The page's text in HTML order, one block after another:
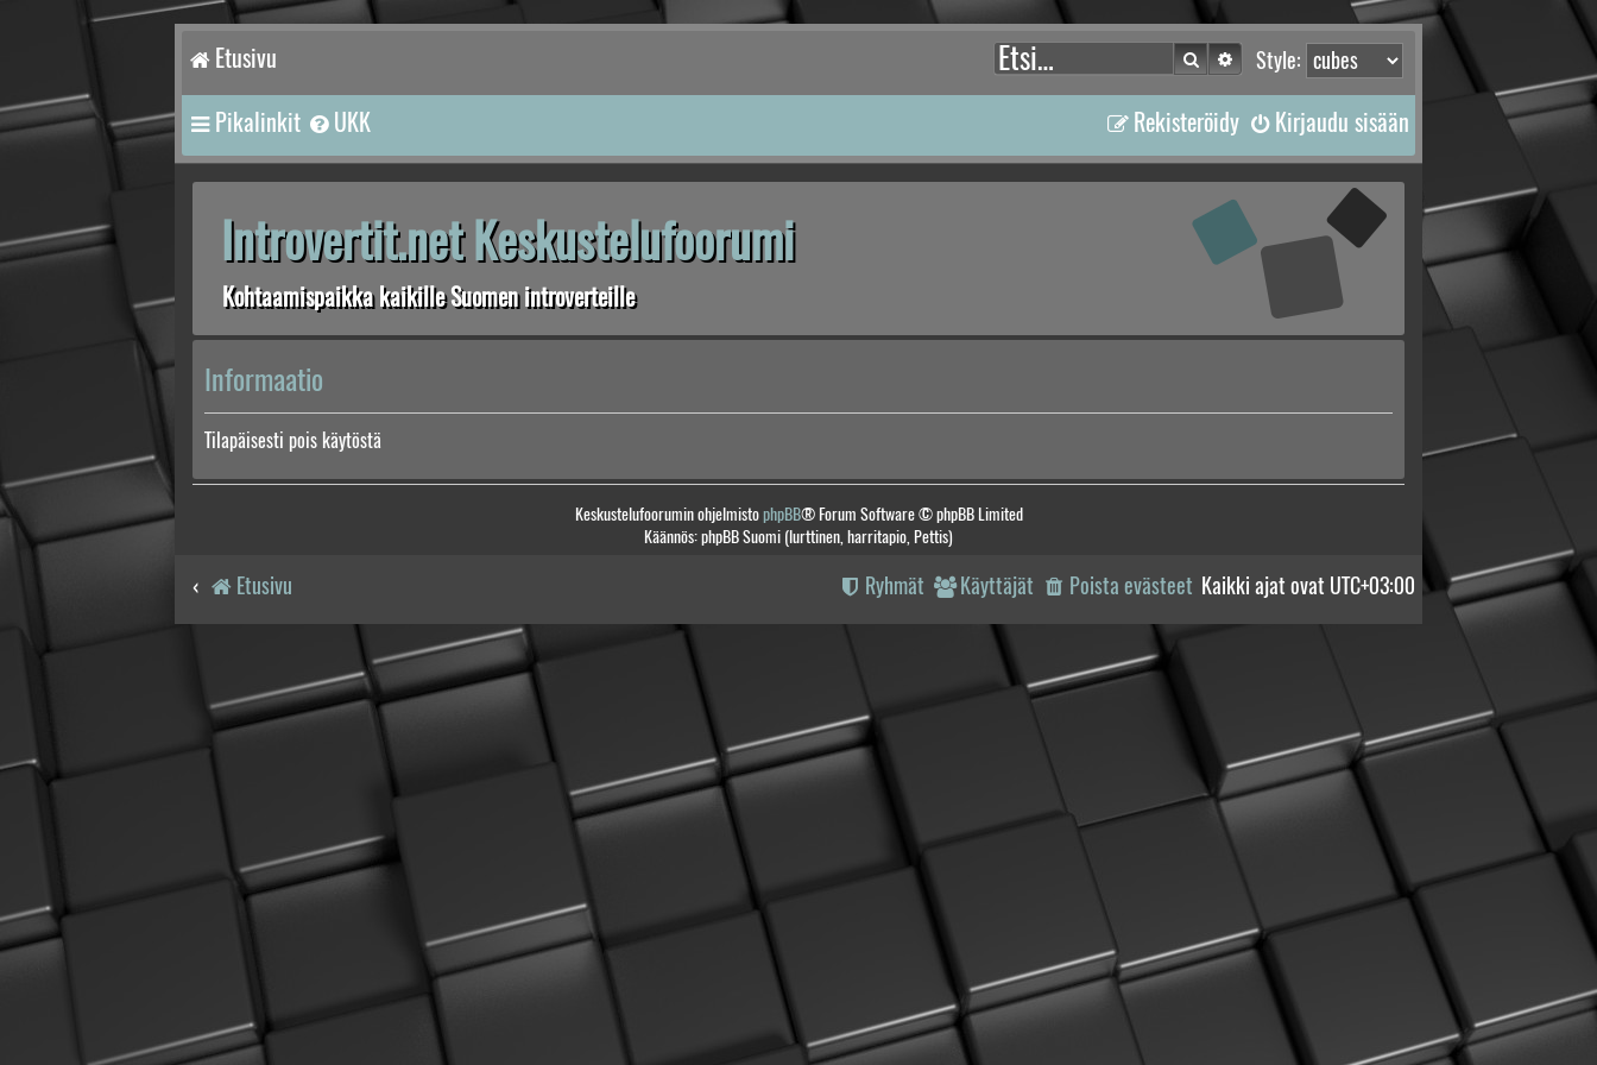
Etusivu Style:
Etsi Tarkennettu haku
Pikalinkit UKK Kirjaudu sisään
Rekisteröidy
Introvertit.net Keskustelufoorumi
Kohtaamispaikka kaikille Suomen introverteille
Informaatio
Tilapäisesti pois käytöstä
Keskustelufoorumin ohjelmistophpBB® Forum Software © phpBB Limited
Käännös: phpBB Suomi (lurttinen, harritapio, Pettis)
Etusivu Kaikki ajat ovat UTC+03:00
Poista evästeet
Käyttäjät
Ryhmät